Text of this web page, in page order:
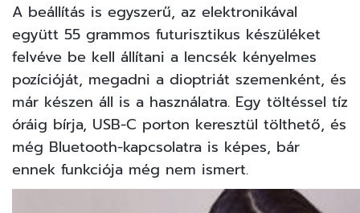
A beállítás is egyszerű, az elektronikával
együtt 55 grammos futurisztikus készüléket
felvéve be kell állítani a lencsék kényelmes
pozícióját, megadni a dioptriát szemenként, és
már készen áll is a használatra. Egy töltéssel tíz
óráig bírja, USB-C porton keresztül tölthető, és
még Bluetooth-kapcsolatra is képes, bár
ennek funkciója még nem ismert.